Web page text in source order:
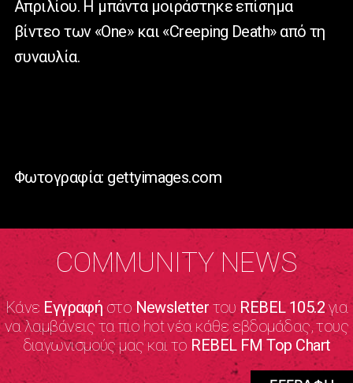
Απριλίου. Η μπάντα μοιράστηκε επίσημα
βίντεο των «One» και «Creeping Death» από τη
συναυλία.
Φωτογραφία: gettyimages.com
COMMUNITY NEWS
Κάνε Εγγραφήστο NewsletterτουREBEL 105.2για
να λαμβάνεις τα πιο hot νέα κάθε εβδομάδας, τους
διαγωνισμούς μας και το REBEL FM Top Chart